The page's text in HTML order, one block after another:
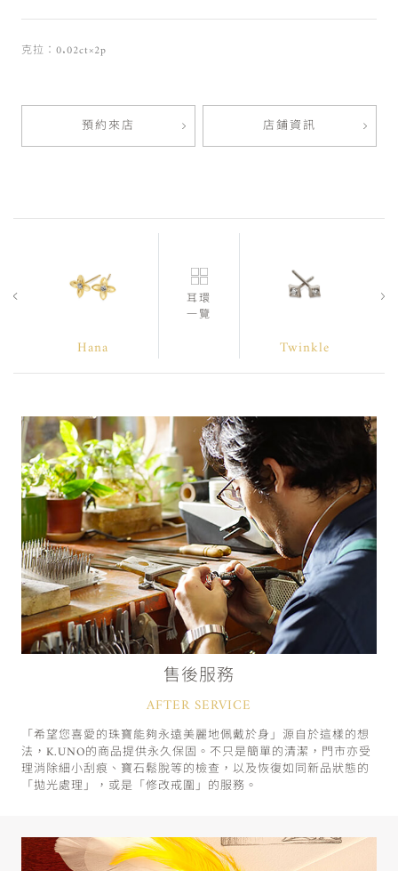
克拉：0.02ct×2p
預約來店 店鋪資訊
Hana
耳環
一覽
Twinkle
售後服務
AFTER SERVICE
「希望您喜愛的珠寶能夠永遠美麗地佩戴於身」源自於這樣的想
法，K.UNO的商品提供永久保固。不只是簡單的清潔，門市亦受
理消除細小刮痕、寶石鬆脫等的檢查，以及恢復如同新品狀態的
「拋光處理」，或是「修改戒圍」的服務。